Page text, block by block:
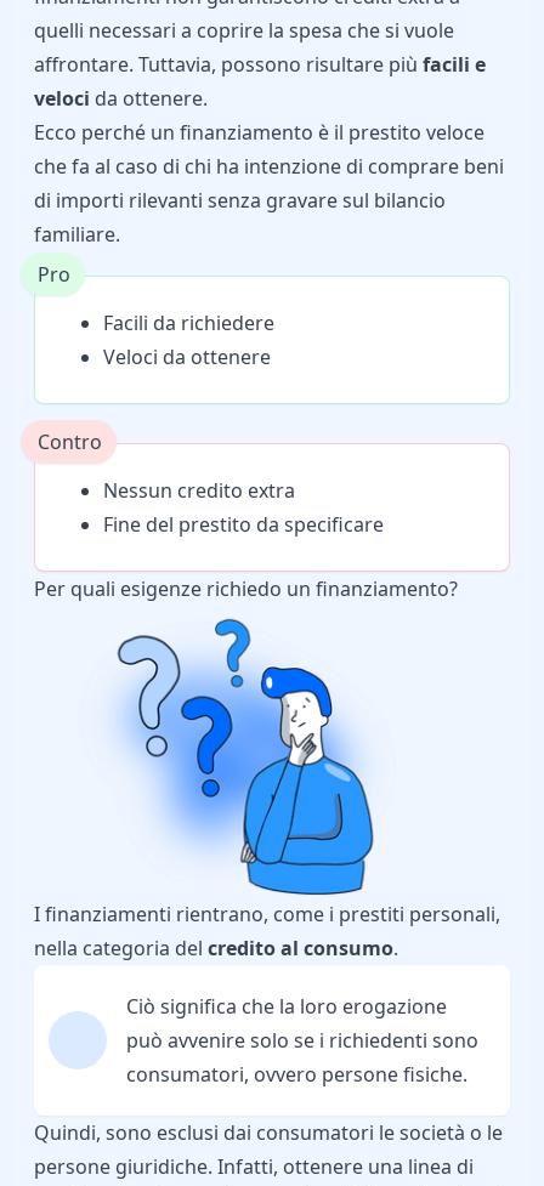
quelli necessari a coprire la spesa che si vuole
affrontare. Tuttavia, possono risultare più facili e
veloci da ottenere.
Ecco perché un finanziamento è il prestito veloce
che fa al caso di chi ha intenzione di comprare beni
di importi rilevanti senza gravare sul bilancio
familiare.
Pro
Facili da richiedere
Veloci da ottenere
Contro
Nessun credito extra
Fine del prestito da specificare
Per quali esigenze richiedo un finanziamento?
I finanziamenti rientrano, come i prestiti personali,
nella categoria del credito al consumo.
Ciò significa che la loro erogazione
può avvenire solo se i richiedenti sono
consumatori, ovvero persone fisiche.
Quindi, sono esclusi dai consumatori le società o le
persone giuridiche. Infatti, ottenere una linea di